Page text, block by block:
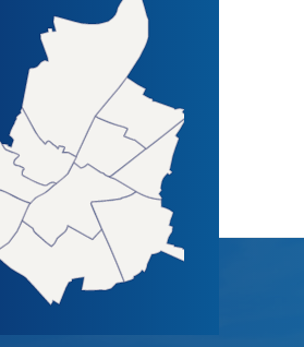
LA VILLE D'ANGERS